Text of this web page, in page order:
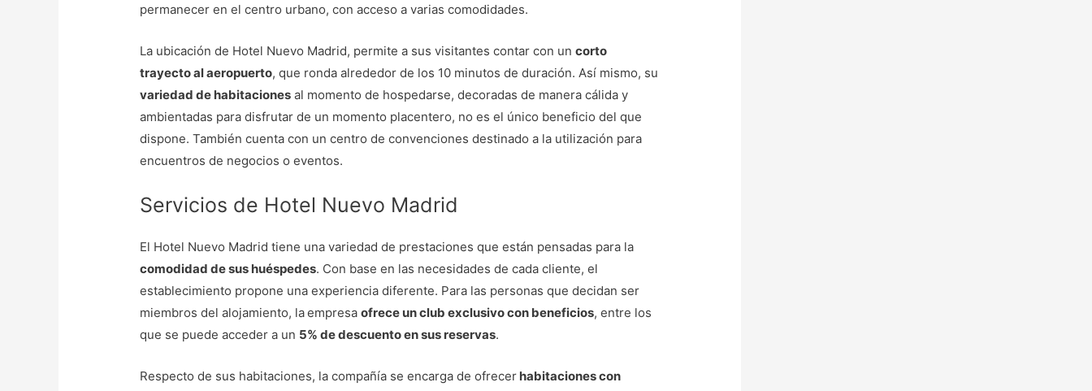
permanecer en el centro urbano, con acceso a varias comodidades.
La ubicación de Hotel Nuevo Madrid, permite a sus visitantes contar con uncorto
trayecto al aeropuerto, que ronda alrededor de los 10 minutos de duración. Así mismo, su
variedad de habitaciones al momento de hospedarse, decoradas de manera cálida y
ambientadas para disfrutar de un momento placentero, no es el único beneficio del que
dispone. También cuenta con un centro de convenciones destinado a la utilización para
encuentros de negocios o eventos.
Servicios de Hotel Nuevo Madrid
El Hotel Nuevo Madrid tiene una variedad de prestaciones que están pensadas para la
comodidad de sus huéspedes. Con base en las necesidades de cada cliente, el
establecimiento propone una experiencia diferente. Para las personas que decidan ser
miembros del alojamiento, laempresaofrece un club exclusivo con beneficios, entre los
que se puede acceder a un 5% de descuento en sus reservas.
Respecto de sus habitaciones, la compañía se encarga de ofrecer habitaciones con